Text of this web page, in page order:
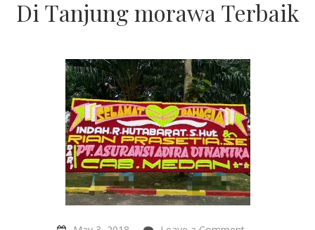
Di Tanjung morawa Terbaik